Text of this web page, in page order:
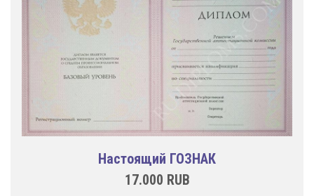
Настоящий ГОЗНАК
17.000 RUB